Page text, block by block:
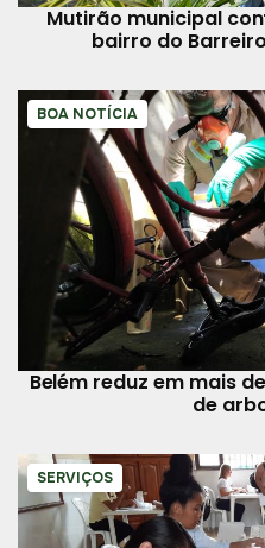
Mutirão municipal
bairro do
BOA NOTÍCIA
Belém reduz em mais
de
SERVIÇOS